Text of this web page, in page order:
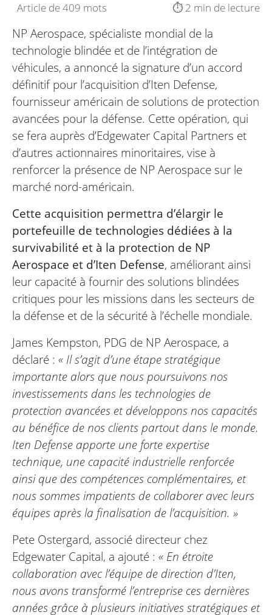
Article de 409 mots ⏱️ 2 min de lecture
NP Aerospace, spécialiste mondial de la
technologie blindée et de l’intégration de
véhicules, a annoncé la signature d’un accord
définitif pour l’acquisition d’Iten Defense,
fournisseur américain de solutions de protection
avancées pour la défense. Cette opération, qui
se fera auprès d’Edgewater Capital Partners et
d’autres actionnaires minoritaires, vise à
renforcer la présence de NP Aerospace sur le
marché nord-américain.
Cette acquisition permettra d’élargir le
portefeuille de technologies dédiées à la
survivabilité et à la protection de NP
Aerospace et d’Iten Defense, améliorant ainsi
leur capacité à fournir des solutions blindées
critiques pour les missions dans les secteurs de
la défense et de la sécurité à l’échelle mondiale.
James Kempston, PDG de NP Aerospace, a
déclaré : « Il s’agit d’une étape stratégique
importante alors que nous poursuivons nos
investissements dans les technologies de
protection avancées et développons nos capacités
au bénéfice de nos clients partout dans le monde.
Iten Defense apporte une forte expertise
technique, une capacité industrielle renforcée
ainsi que des compétences complémentaires, et
nous sommes impatients de collaborer avec leurs
équipes après la finalisation de l’acquisition. »
Pete Ostergard, associé directeur chez
Edgewater Capital, a ajouté : « En étroite
collaboration avec l’équipe de direction d’Iten,
nous avons transformé l’entreprise ces dernières
années grâce à plusieurs initiatives stratégiques et